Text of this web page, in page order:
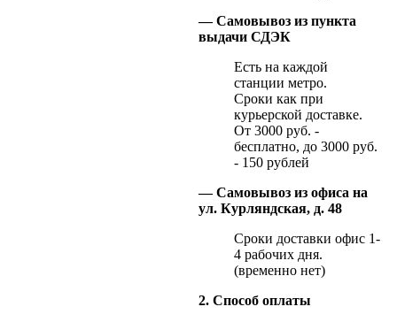
— Самовывоз из пункта
выдачи СДЭК
Есть на каждой
станции метро.
Сроки как при
курьерской доставке.
От 3000 руб. -
бесплатно, до 3000 руб.
- 150 рублей
— Самовывоз из офиса на
ул. Курляндская, д. 48
Сроки доставки офис 1-
4 рабочих дня.
(временно нет)
2. Способ оплаты